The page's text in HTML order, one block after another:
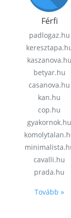
Férfi
padlogaz.hu
kaszanova.hu
betyar.hu
casanova.hu
kan.hu
cop.hu
gyakornok.hu
cavalli.hu
prada.hu
Tovább »